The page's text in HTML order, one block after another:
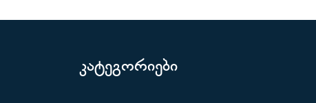
კატეგორიები